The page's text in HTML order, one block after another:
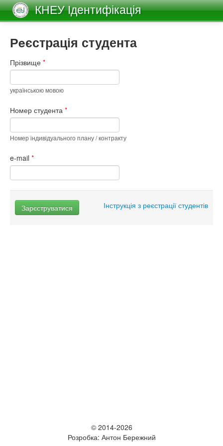
КНЕУ Ідентифікація
Рeєстрація студента
Прізвище *
українською мовою
Номер студента *
Номер індивідуального плану / контракту
e-mail *
Зарєструватися Інструкція з реєстрації студентів
© 2014-2026
Розробка: Антон Бережний